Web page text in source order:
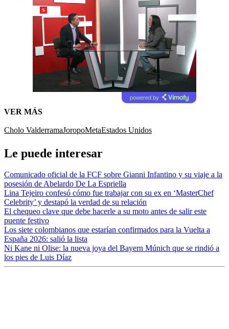
powered by
VER MÁS
Cholo ValderramaJoropoMetaEstados Unidos
Le puede interesar
Comunicado oficial de la FCF sobre Gianni Infantino y su viaje a la
posesión de Abelardo De La Espriella
Lina Tejeiro confesó cómo fue trabajar con su ex en ‘MasterChef
Celebrity’ y destapó la verdad de su relación
El chequeo clave que debe hacerle a su moto antes de salir este
puente festivo
Los siete colombianos que estarían confirmados para la Vuelta a
España 2026: salió la lista
Ni Kane ni Olise: la nueva joya del Bayern Múnich que se rindió a
los pies de Luis Díaz